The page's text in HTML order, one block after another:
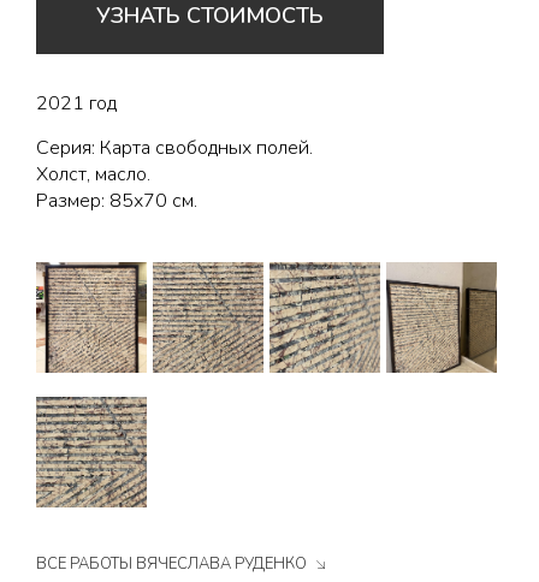
УЗНАТЬ СТОИМОСТЬ
2021 год
Серия: Карта свободных полей.
Холст, масло.
Размер: 85х70 см.
ВСЕ РАБОТЫ ВЯЧЕСЛАВА РУДЕНКО